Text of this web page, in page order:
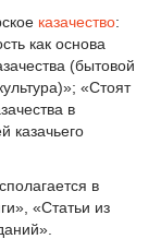
казачество:
как основа
(бытовой
«Стоят
в
казачьего
в
«Статьи из